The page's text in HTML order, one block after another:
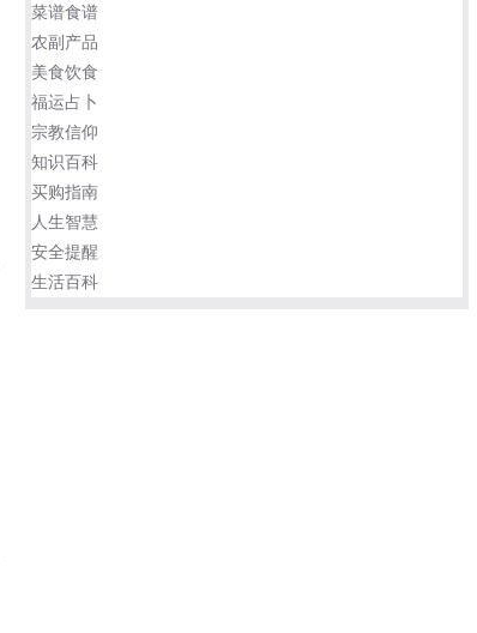
菜谱食谱
农副产品
美食饮食
福运占卜
宗教信仰
知识百科
买购指南
人生智慧
安全提醒
生活百科